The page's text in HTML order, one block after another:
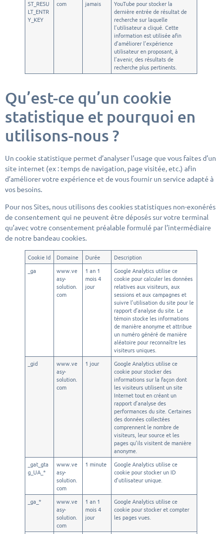
ST_RESU
LT_ENTR
Y_KEY
com jamais
YouTube pour stocker la
dernière entrée de résultat de
recherche sur laquelle
l’utilisateur a cliqué. Cette
information est utilisée afin
d’améliorer l’expérience
utilisateur en proposant, à
l’avenir, des résultats de
recherche plus pertinents.
Qu’est-ce qu’un cookie
statistique et pourquoi en
utilisons-nous ?
Un cookie statistique permet d’analyser l’usage que vous faites d’un
site internet (ex : temps de navigation, page visitée, etc.) afin
d’améliorer votre expérience et de vous fournir un service adapté à
vos besoins.
Pour nos Sites, nous utilisons des cookies statistiques non-exonérés
de consentement qui ne peuvent être déposés sur votre terminal
qu’avec votre consentement préalable formulé par l’intermédiaire
de notre bandeau cookies.
Cookie Id Domaine Durée
Description
_ga
www.ve
asy-
solution.
com
1 an 1
mois 4
jour
Google Analytics utilise ce
cookie pour calculer les données
relatives aux visiteurs, aux
sessions et aux campagnes et
suivre l’utilisation du site pour le
rapport d’analyse du site. Le
témoin stocke les informations
de manière anonyme et attribue
un numéro généré de manière
aléatoire pour reconnaître les
visiteurs uniques.
_gid
www.ve
asy-
solution.
com
1 jour
Google Analytics utilise ce
cookie pour stocker des
informations sur la façon dont
les visiteurs utilisent un site
Internet tout en créant un
rapport d’analyse des
performances du site. Certaines
des données collectées
comprennent le nombre de
visiteurs, leur source et les
pages qu’ils visitent de manière
anonyme.
_gat_gta
g_UA_*
www.ve
asy-
solution.
com
1 minute
Google Analytics utilise ce
cookie pour stocker un ID
d’utilisateur unique.
_ga_*
www.ve
asy-
solution.
com
1 an 1
mois 4
jour
Google Analytics utilise ce
cookie pour stocker et compter
les pages vues.